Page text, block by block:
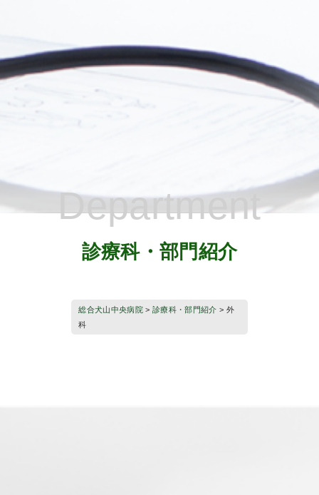
Department
診療科・部門紹介
総合犬山中央病院> 診療科・部門紹介 > 外
科